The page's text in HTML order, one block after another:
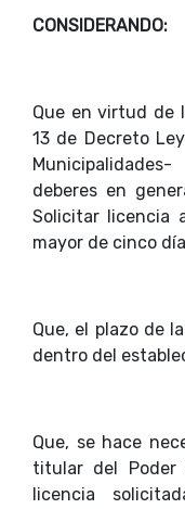
CONSIDERANDO:
Que en virtud de
13 de Decreto
deberes en
Solicitar licencia
mayor de cinco
Que, el plazo de
dentro del
Que, se hace
titular del
licencia